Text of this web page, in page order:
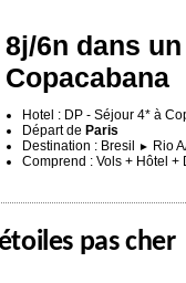
8j/6n dans
Copacabana
Hotel : DP - Séjour 4* à
Départ de Paris
Destination : Bresil
►
Rio
Comprend : Vols + Hôtel +
pas cher